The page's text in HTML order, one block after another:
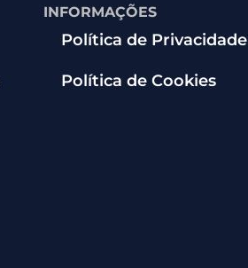
INFORMAÇÕES
Política de Privacidade
Política de Cookies